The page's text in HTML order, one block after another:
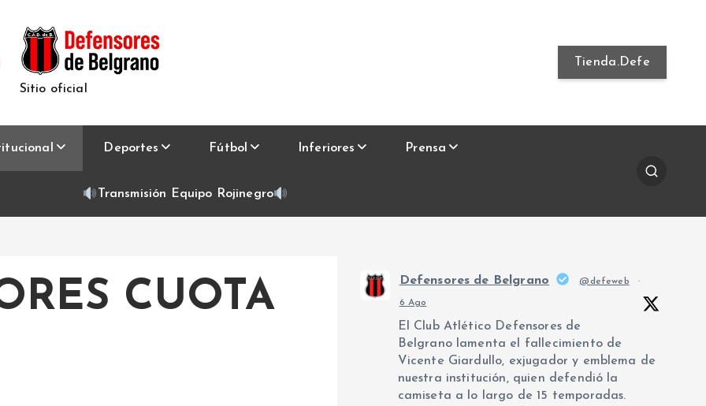
Sitio oficial
Tienda.Defe
Deportes Fútbol Inferiores Prensa
Transmisión Equipo Rojinegro
CUOTA
Defensores de Belgrano @defeweb ·
6 Ago
El Club Atlético Defensores de
Belgrano lamenta el fallecimiento de
Vicente Giardullo, exjugador y emblema de
nuestra institución, quien defendió la
camiseta a lo largo de 15 temporadas.